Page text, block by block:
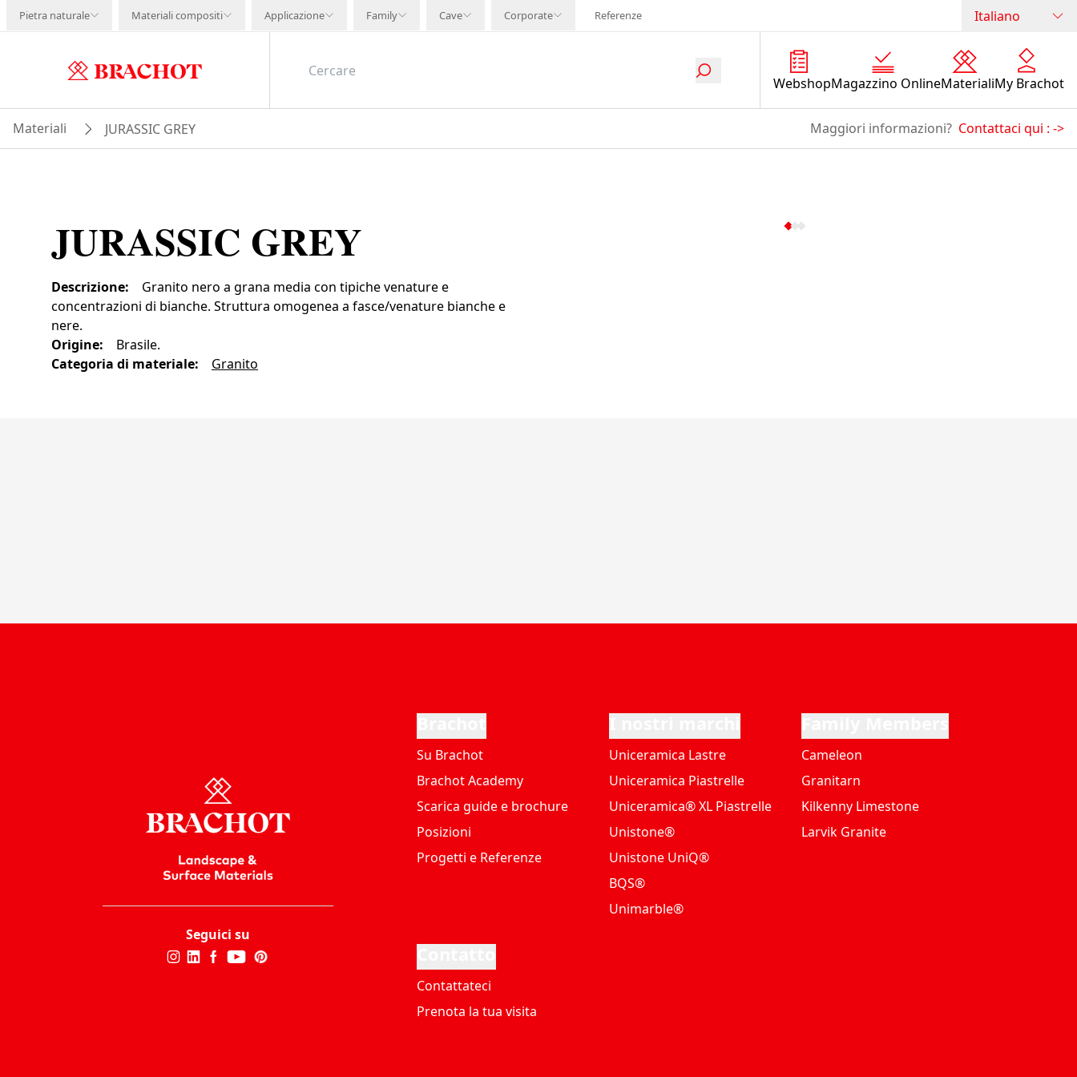
Pietra naturale Materiali compositi Applicazione Family Cave Corporate Referenze Italiano
WebshopMagazzino OnlineMaterialiMy Brachot
Materiali JURASSIC GREY Maggiori informazioni? Contattaci qui : ->
JURASSIC GREY
Descrizione:
Granito nero a grana media con tipiche venature e
concentrazioni di bianche. Struttura omogenea a fasce/venature bianche e
nere.
Origine:
Brasile.
Categoria di materiale: Granito
Seguici su
Su Brachot
Brachot Academy
Scarica guide e brochure
Posizioni
Progetti e Referenze
Uniceramica Lastre
Uniceramica Piastrelle
Uniceramica® XL Piastrelle
Unistone®
Unistone UniQ®
BQS®
Unimarble®
Cameleon
Granitarn
Kilkenny Limestone
Larvik Granite
Contattateci
Prenota la tua visita